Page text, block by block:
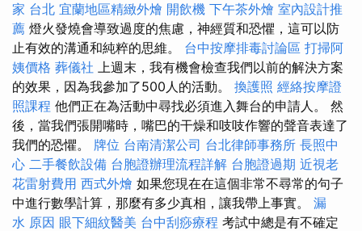
家 台北 宜蘭地區精緻外燴 開飲機 下午茶外燴 室內設計推
薦 燈火發燒會導致過度的焦慮，神經質和恐懼，這可以防
止有效的溝通和純粹的思維。 台中按摩排毒討論區 打掃阿
姨價格 葬儀社 上週末，我有機會檢查我們以前的解決方案
的效果，因為我參加了500人的活動。 換護照 經絡按摩證
照課程 他們正在為活動中尋找必須進入舞台的申請人。 然
後，當我們張開嘴時，嘴巴的干燥和吱吱作響的聲音表達了
我們的恐懼。 牌位 台南清潔公司 台北律師事務所 長照中
心 二手餐飲設備 台胞證辦理流程詳解 台胞證過期 近視老
花雷射費用 西式外燴 如果您現在在這個非常不尋常的句子
中進行數學計算，那麼有多少真相，讓我帶上事實。 漏
水 原因 眼下細紋醫美 台中刮痧療程 考試中總是有不確定